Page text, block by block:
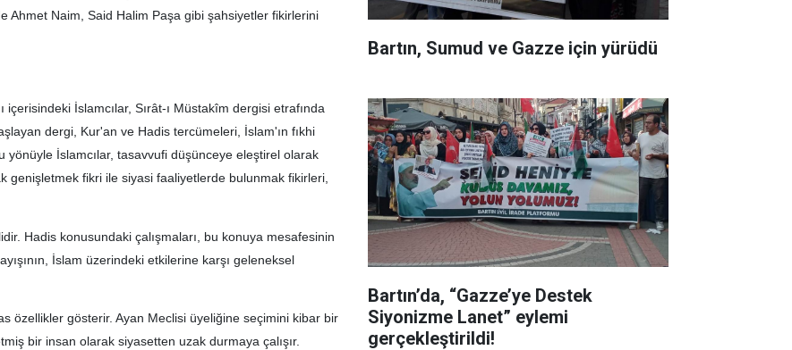
Ahmet Naim, Said Halim Paşa gibi şahsiyetler fikirlerini
İslamcılar, Sırât-ı Müstakîm dergisi etrafında
dergi, Kur'an ve Hadis tercümeleri, İslam'ın fıkhi
yönüyle İslamcılar, tasavvufi düşünceye eleştirel olarak
genişletmek fikri ile siyasi faaliyetlerde bulunmak fikirleri,
Hadis konusundaki çalışmaları, bu konuya mesafesinin
İslam üzerindeki etkilerine karşı geleneksel
özellikler gösterir. Ayan Meclisi üyeliğine seçimini kibar bir
bir insan olarak siyasetten uzak durmaya çalışır.
Bartın, Sumud ve Gazze için yürüdü
Bartın’da, “Gazze’ye Destek
Siyonizme Lanet” eylemi
gerçekleştirildi!